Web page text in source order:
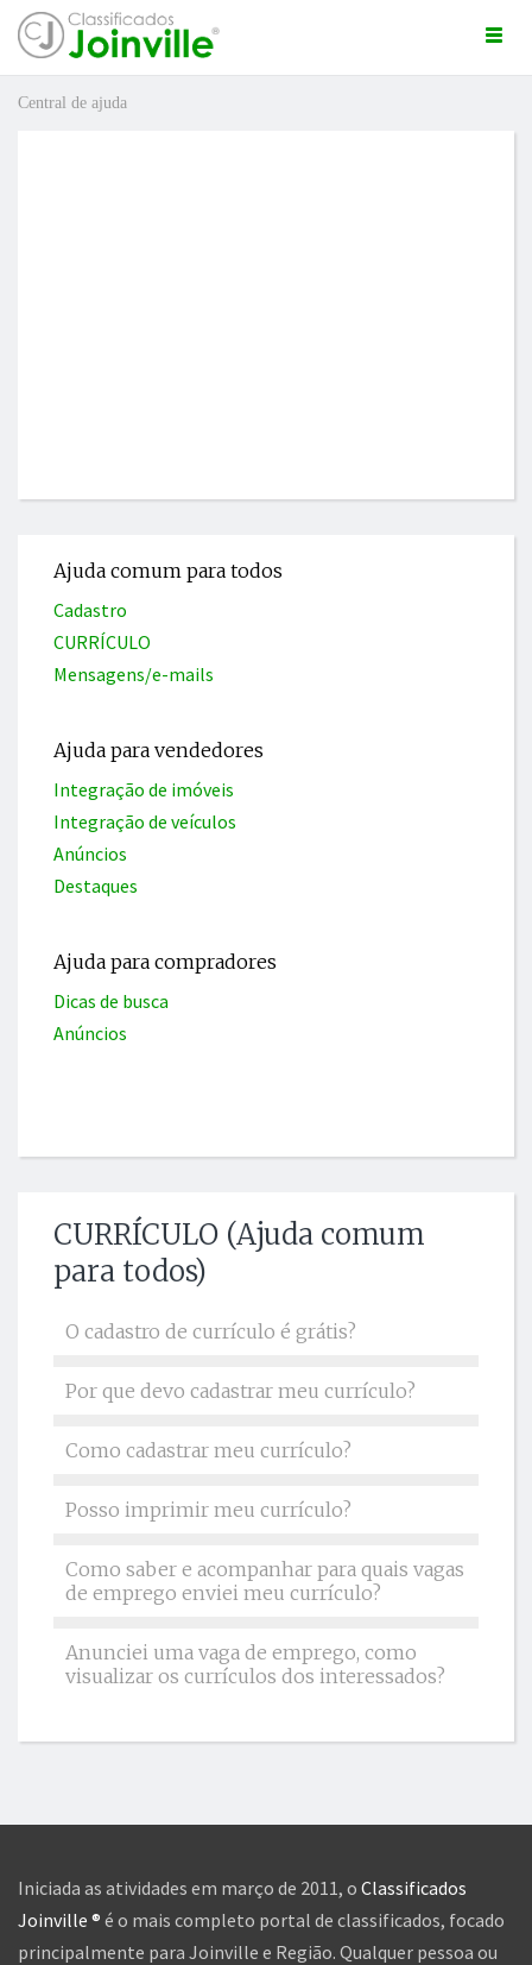
Central de ajuda
Ajuda comum para todos
Cadastro
CURRÍCULO
Mensagens/e-mails
Ajuda para vendedores
Integração de imóveis
Integração de veículos
Anúncios
Destaques
Ajuda para compradores
Dicas de busca
Anúncios
CURRÍCULO (Ajuda comum
para todos)
O cadastro de currículo é grátis?
Por que devo cadastrar meu currículo?
Como cadastrar meu currículo?
Posso imprimir meu currículo?
Como saber e acompanhar para quais vagas
de emprego enviei meu currículo?
Anunciei uma vaga de emprego, como
visualizar os currículos dos interessados?
Iniciada as atividades em março de 2011, o Classificados
Joinville ® é o mais completo portal de classificados, focado
principalmente para Joinville e Região. Qualquer pessoa ou